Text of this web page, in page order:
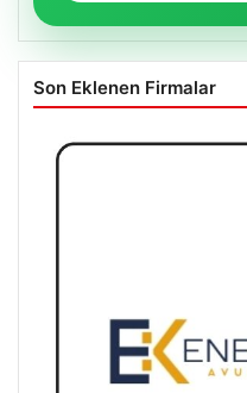
Son Eklenen Firmalar